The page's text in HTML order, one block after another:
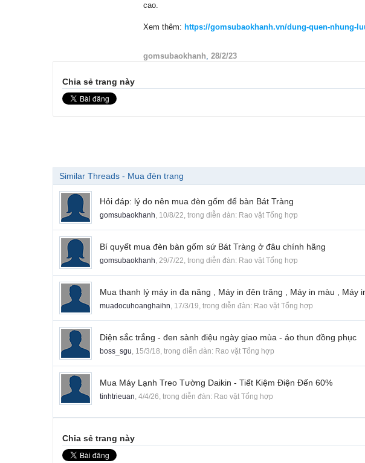
cao.
Xem thêm: https://gomsubaokhanh.vn/dung-quen-nhung-
gomsubaokhanh, 28/2/23
Chia sẻ trang này
Similar Threads - Mua đèn trang
Hỏi đáp: lý do nên mua đèn gốm để bàn Bát Tràng
gomsubaokhanh, 10/8/22, trong diễn đàn: Rao vặt Tổng hợp
Bí quyết mua đèn bàn gốm sứ Bát Tràng ở đâu chính hãng
gomsubaokhanh, 29/7/22, trong diễn đàn: Rao vặt Tổng hợp
Mua thanh lý máy in đa năng , Máy in đên trăng , Máy in màu , Máy
muadocuhoanghaihn, 17/3/19, trong diễn đàn: Rao vặt Tổng hợp
Diện sắc trắng - đen sành điệu ngày giao mùa - áo thun đồng phục
boss_sgu, 15/3/18, trong diễn đàn: Rao vặt Tổng hợp
Mua Máy Lạnh Treo Tường Daikin - Tiết Kiệm Điện Đến 60%
tinhtrieuan, 4/4/26, trong diễn đàn: Rao vặt Tổng hợp
Chia sẻ trang này